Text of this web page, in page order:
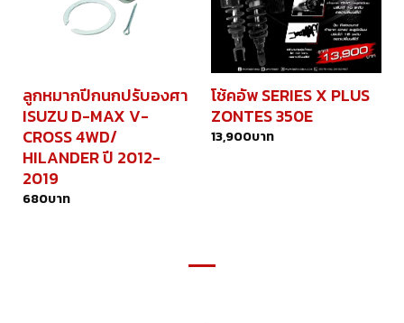
ลูกหมากปีกนกปรับองศา
ISUZU D-MAX V-
CROSS 4WD/
HILANDER ปี 2012-
2019
680บาท
โช้คอัพ SERIES X PLUS
ZONTES 350E
13,900บาท